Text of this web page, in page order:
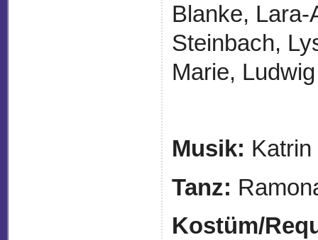
Blanke,
Steinbach,
Marie,
Musik:
Tanz:
Kostüm/